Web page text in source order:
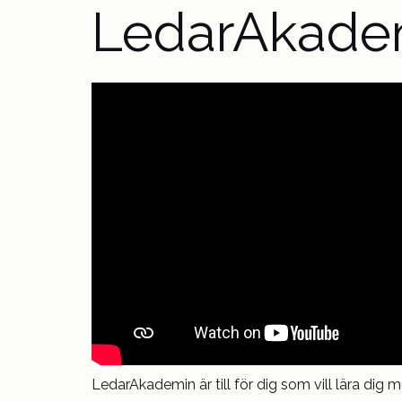
LedarAkademin är till för dig som vill lära dig